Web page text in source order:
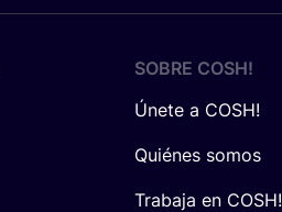
SOBRE COSH!
Únete a COSH!
Quiénes somos
Trabaja en COSH!